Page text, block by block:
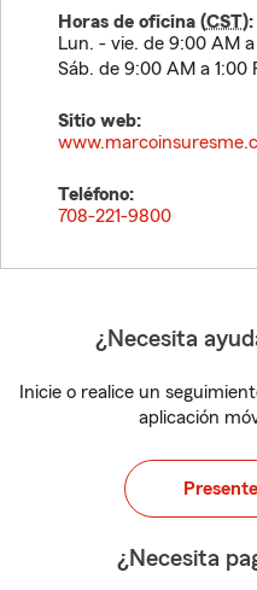
Horas de oficina (CST):
Lun. - vie. de 9:00 AM a
Sáb. de 9:00 AM a 1:00
Sitio web:
Teléfono:
708-221-9800
¿Necesita
Inicie o realice un
aplicación
¿Necesita